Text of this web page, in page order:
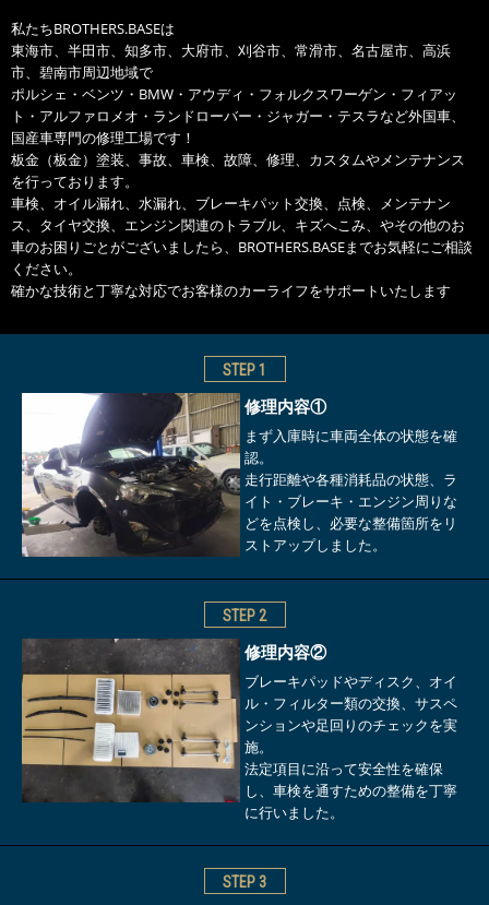
私たちBROTHERS.BASEは
東海市、半田市、知多市、大府市、刈谷市、常滑市、名古屋市、高浜
市、碧南市周辺地域で
ポルシェ・ベンツ・BMW・アウディ・フォルクスワーゲン・フィアッ
ト・アルファロメオ・ランドローバー・ジャガー・テスラなど外国車、
国産車専門の修理工場です！
板金（板金）塗装、事故、車検、故障、修理、カスタムやメンテナンス
を行っております。
車検、オイル漏れ、水漏れ、ブレーキパット交換、点検、メンテナン
ス、タイヤ交換、エンジン関連のトラブル、キズへこみ、やその他のお
車のお困りごとがございましたら、BROTHERS.BASEまでお気軽にご相談
ください。
確かな技術と丁寧な対応でお客様のカーライフをサポートいたします
STEP1
修理内容①
まず入庫時に車両全体の状態を確
認。
走行距離や各種消耗品の状態、ラ
イト・ブレーキ・エンジン周りな
どを点検し、必要な整備箇所をリ
ストアップしました。
STEP2
修理内容②
ブレーキパッドやディスク、オイ
ル・フィルター類の交換、サスペ
ンションや足回りのチェックを実
施。
法定項目に沿って安全性を確保
し、車検を通すための整備を丁寧
に行いました。
STEP3